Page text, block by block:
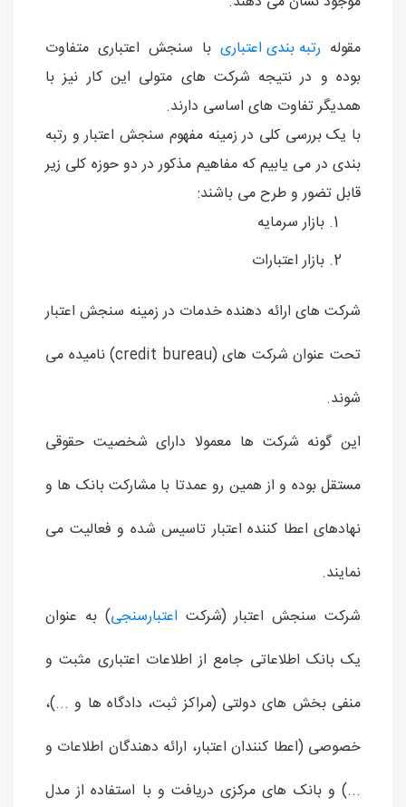
مقوله رتبه بندی اعتباری با سنجش اعتباری متفاوت
بوده و در نتیجه شرکت های متولی این کار نیز با
همدیگر تفاوت های اساسی دارند.
با یک بررسی کلی در زمینه مفهوم سنجش اعتبار و رتبه
بندی در می یابیم که مفاهیم مذکور در دو حوزه کلی زیر
قابل تضور و طرح می باشند:
بازار سرمایه
بازار اعتبارات
شرکت های ارائه دهنده خدمات در زمینه سنجش اعتبار
تحت عنوان شرکت های (credit bureau) نامیده می
شوند.
این گونه شرکت ها معمولا دارای شخصیت حقوقی
مستقل بوده و از همین رو عمدتا با مشارکت بانک ها و
نهادهای اعطا کننده اعتبار تاسیس شده و فعالیت می
نمایند.
شرکت سنجش اعتبار (شرکت اعتبارسنجی) به عنوان
یک بانک اطلاعاتی جامع از اطلاعات اعتباری مثبت و
منفی بخش های دولتی (مراکز ثبت، دادگاه ها و ...)،
خصوصی (اعطا کنندان اعتبار، ارائه دهندگان اطلاعات و
...) و بانک های مرکزی دریافت و با استفاده از مدل